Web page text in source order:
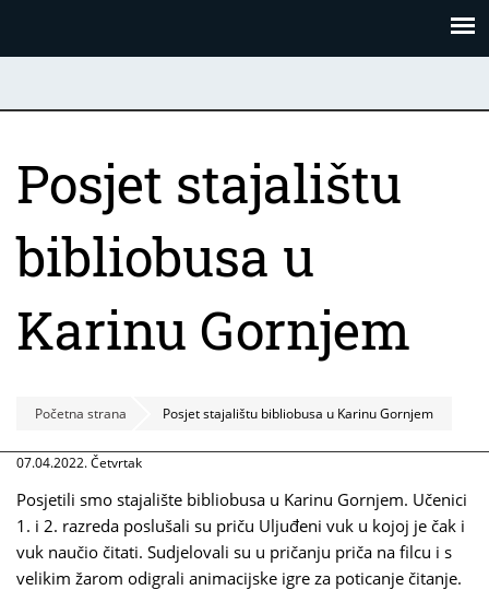
Posjet stajalištu
bibliobusa u
Karinu Gornjem
Početna strana Posjet stajalištu bibliobusa u Karinu Gornjem
07.04.2022. Četvrtak
Posjetili smo stajalište bibliobusa u Karinu Gornjem. Učenici
1. i 2. razreda poslušali su priču Uljuđeni vuk u kojoj je čak i
vuk naučio čitati. Sudjelovali su u pričanju priča na filcu i s
velikim žarom odigrali animacijske igre za poticanje čitanje.